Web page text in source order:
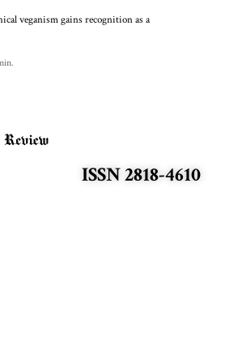
veganism gains recognition as a
ISSN 2818-4610